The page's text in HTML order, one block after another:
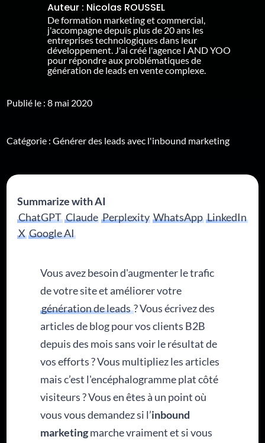
Auteur : Nicolas ROUSSEL
De formation marketing et commercial,
j'accompagne depuis plus de 20 ans les
entreprises technologiques dans leur
développement. J'ai créé l'agence I AND YOO
pour répondre aux problématiques de
génération de leads en vente complexe.
Publié le : 8 mai 2020
Catégorie :Générer des leads avec l'inbound marketing
Summarize with AI
ChatGPT Claude Perplexity WhatsApp LinkedIn
X Google AI
Vous avez besoin d'augmenter le trafic
de votre site et améliorer votre
génération de leads? Vous écrivez des
articles de blog pour vos clients B2B
depuis des mois sans voir le résultat de
vos efforts ? Vous multipliez les articles
mais c’est l'encéphalogramme plat côté
visiteurs ? Vous en êtes à un point où
vous vous demandez si l’inbound
marketingmarche vraiment et si vous